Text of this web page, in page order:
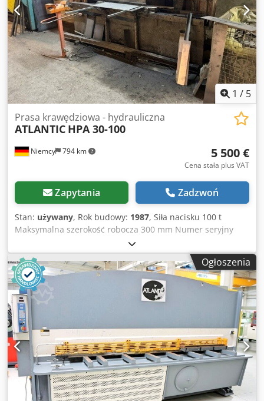
1 / 5
Niemcy 794 km
Prasa krawędziowa - hydrauliczna
ATLANTIC HPA 30-100
5 500 €
Cena stała plus VAT
Zapytania Zadzwoń
Stan: używany, Rok budowy: 1987, Siła nacisku 100 t
Maksymalna szerokość robocza 300 mm Numer seryjny
55505 Napięcie 380 V Dodpfx Aqszr Rq Usqekr Waga 5000
kg Górny i dolny nóż w komplecie, segmenty częściowe
napędzane hydraulicznie.
Ogłoszenia